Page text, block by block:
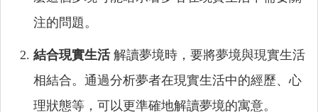
注的問題。
結合現實生活解讀夢境時，要將夢境與現實生活
相結合。通過分析夢者在現實生活中的經歷、心
理狀態等，可以更準確地解讀夢境的寓意。